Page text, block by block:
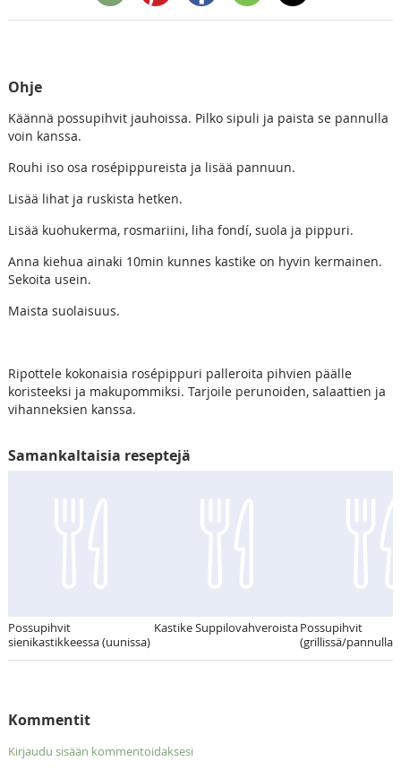
Ohje
Käännä possupihvit jauhoissa. Pilko sipuli ja paista se pannulla
voin kanssa.
Rouhi iso osa rosépippureista ja lisää pannuun.
Lisää lihat ja ruskista hetken.
Lisää kuohukerma, rosmariini, liha fondí, suola ja pippuri.
Anna kiehua ainaki 10min kunnes kastike on hyvin kermainen.
Sekoita usein.
Maista suolaisuus.
Ripottele kokonaisia rosépippuri palleroita pihvien päälle
koristeeksi ja makupommiksi. Tarjoile perunoiden, salaattien ja
vihanneksien kanssa.
Samankaltaisia reseptejä
Possupihvit
sienikastikkeessa (uunissa)
Kastike SuppilovahveroistaPossupihvit
(grillissä/pannulla)
Kommentit
Kirjaudu sisään kommentoidaksesi